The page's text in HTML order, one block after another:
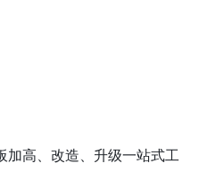
加高、改造、升级一站式工